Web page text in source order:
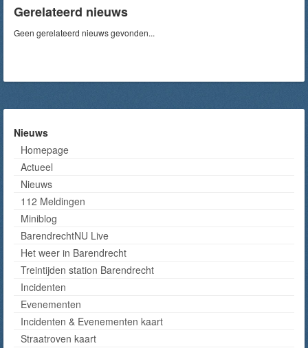
Gerelateerd nieuws
Geen gerelateerd nieuws gevonden...
Nieuws
Homepage
Actueel
Nieuws
112 Meldingen
Miniblog
BarendrechtNU Live
Het weer in Barendrecht
Treintijden station Barendrecht
Incidenten
Evenementen
Incidenten & Evenementen kaart
Straatroven kaart